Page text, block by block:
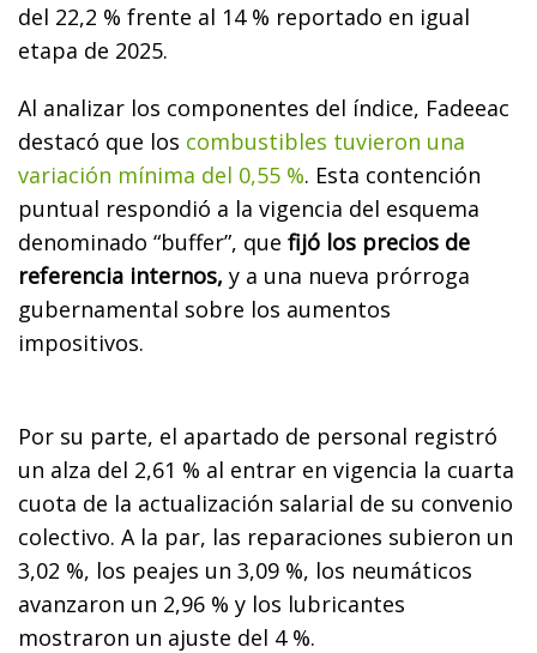
del 22,2 % frente al 14 % reportado en igual
etapa de 2025.
Al analizar los componentes del índice, Fadeeac
destacó que los combustibles tuvieron una
variación mínima del 0,55 %. Esta contención
puntual respondió a la vigencia del esquema
denominado “buffer”, que fijó los precios de
referencia internos, y a una nueva prórroga
gubernamental sobre los aumentos
impositivos.
Por su parte, el apartado de personal registró
un alza del 2,61 % al entrar en vigencia la cuarta
cuota de la actualización salarial de su convenio
colectivo. A la par, las reparaciones subieron un
3,02 %, los peajes un 3,09 %, los neumáticos
avanzaron un 2,96 % y los lubricantes
mostraron un ajuste del 4 %.